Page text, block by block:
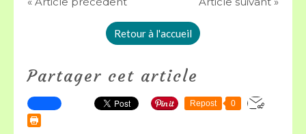
Retour à l'accueil
Partager cet article
Repost 0